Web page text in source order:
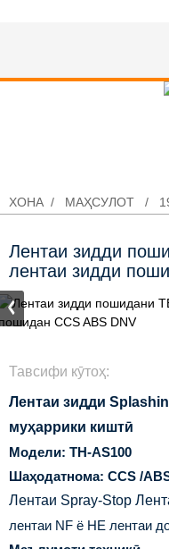
Лентаи
ХОНА МАҲСУЛОТ
Лентаи зидди
лентаи зидди
Тавсифи кӯтоҳ:
Лентаи зидди
муҳаррики киштӣ
Модели: TH-AS100
Шаҳодатнома: CCS /
Лентаи Spray-Stop
лентаи NF ё НЕ лентаи